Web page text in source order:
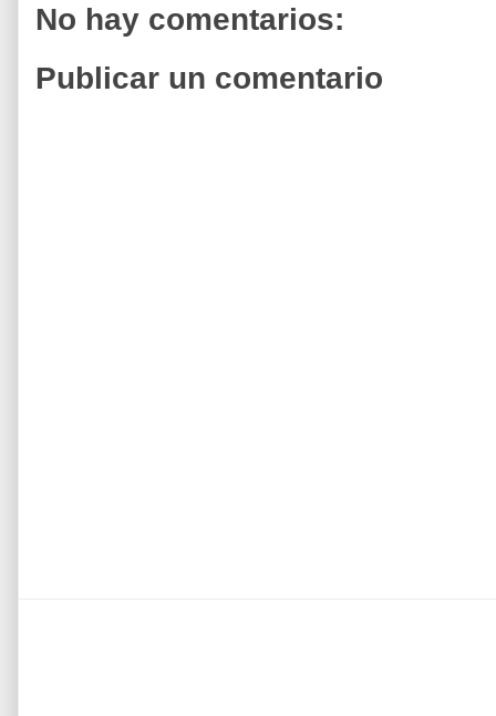
No hay comentarios:
Publicar un comentario